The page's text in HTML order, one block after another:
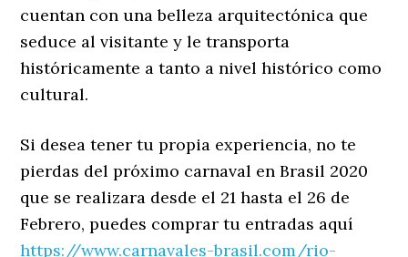
cuentan con una belleza arquitectónica que
seduce al visitante y le transporta
históricamente a tanto a nivel histórico como
cultural.
Si desea tener tu propia experiencia, no te
pierdas del próximo carnaval en Brasil 2020
que se realizara desde el 21 hasta el 26 de
Febrero, puedes comprar tu entradas aquí
https://www.carnavales-brasil.com/rio-